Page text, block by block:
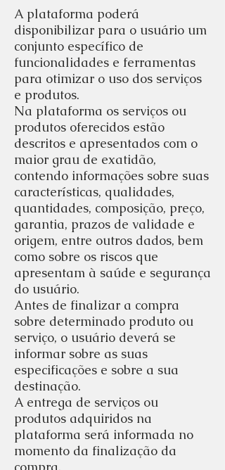
A plataforma poderá
disponibilizar para o usuário um
conjunto específico de
funcionalidades e ferramentas
para otimizar o uso dos serviços
e produtos.
Na plataforma os serviços ou
produtos oferecidos estão
descritos e apresentados com o
maior grau de exatidão,
contendo informações sobre suas
características, qualidades,
quantidades, composição, preço,
garantia, prazos de validade e
origem, entre outros dados, bem
como sobre os riscos que
apresentam à saúde e segurança
do usuário.
Antes de finalizar a compra
sobre determinado produto ou
serviço, o usuário deverá se
informar sobre as suas
especificações e sobre a sua
destinação.
A entrega de serviços ou
produtos adquiridos na
plataforma será informada no
momento da finalização da